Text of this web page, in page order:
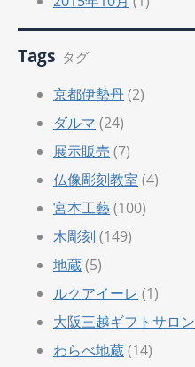
Tags タグ
京都伊勢丹(2)
ダルマ (24)
展示販売 (7)
仏像彫刻教室 (4)
宮本工藝(100)
木彫刻 (149)
地蔵(5)
ルクアイーレ (1)
大阪三越ギフトサロン
わらべ地蔵(14)